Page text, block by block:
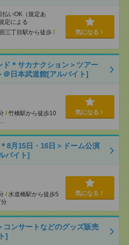
いOK（規定あ
による
三丁目駅から徒歩 /
気になる！
ド＊サカナクション＞ツアー
＠日本武道館[アルバイト]
/ 竹橋駅から徒歩10
…
気になる！
8月15日・16日＞ドーム公演
バイト]
/ 水道橋駅から徒歩5
気になる！
コンサートなどのグッズ販売
]